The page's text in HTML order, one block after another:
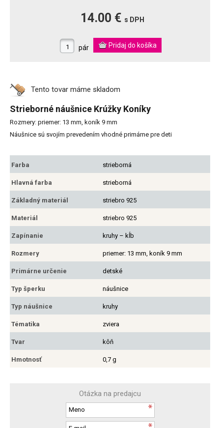
14.00 € s DPH
pár
Tento tovar máme skladom
Strieborné náušnice Krúžky Koníky
Rozmery: priemer: 13 mm, koník 9 mm
Náušnice sú svojím prevedením vhodné primárne pre deti
Farba strieborná
Hlavná farba strieborná
Základný materiál striebro 925
Materiál striebro 925
Zapínanie kruhy – kĺb
Rozmery priemer: 13 mm, koník 9 mm
Primárne určenie detské
Typ šperku náušnice
Typ náušnice kruhy
Tématika zviera
Tvar kôň
Hmotnosť 0,7 g
Otázka na predajcu